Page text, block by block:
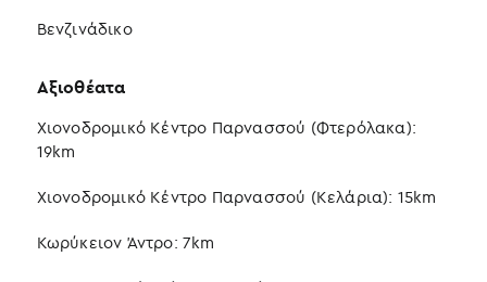
Βενζινάδικο
Αξιοθέατα
Χιονοδρομικό Κέντρο Παρνασσού (Φτερόλακα):
19km
Χιονοδρομικό Κέντρο Παρνασσού (Κελάρια): 15km
Κωρύκειον Άντρο: 7km